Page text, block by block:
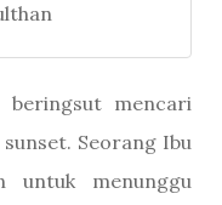
mencari
Seorang Ibu
untuk menunggu